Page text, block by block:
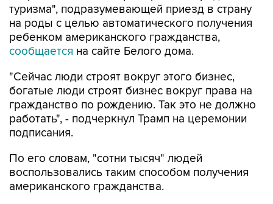
туризма", подразумевающей приезд в страну
на роды с целью автоматического получения
ребенком американского гражданства,
сообщается на сайте Белого дома.
"Сейчас люди строят вокруг этого бизнес,
богатые люди строят бизнес вокруг права на
гражданство по рождению. Так это не должно
работать", - подчеркнул Трамп на церемонии
подписания.
По его словам, "сотни тысяч" людей
воспользовались таким способом получения
американского гражданства.